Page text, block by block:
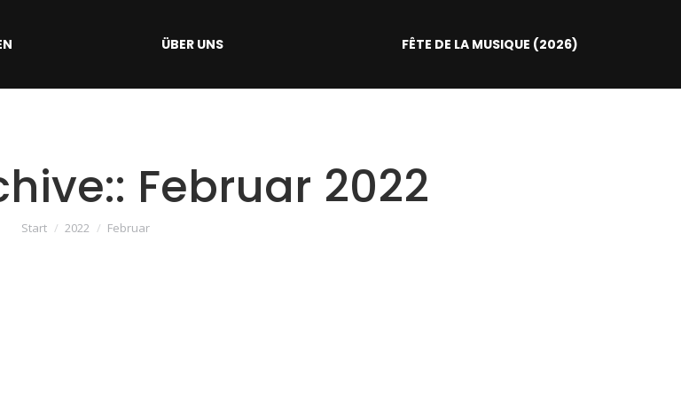
ÜBER UNS FÊTE DE LA MUSIQUE (2026)
Februar 2022
Sie befinden sich hier:
Start 2022 Februar